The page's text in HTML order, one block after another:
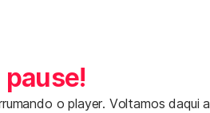
o player. Voltamos daqui a